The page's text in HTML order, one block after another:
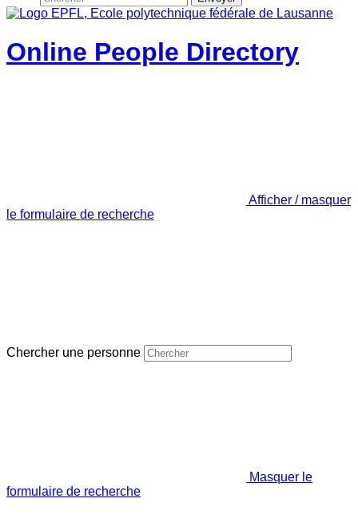
Online People Directory
Afficher / masquer
le formulaire de recherche
Chercher une personne
Masquer le
formulaire de recherche